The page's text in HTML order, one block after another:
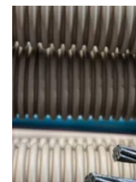
TIRANTI